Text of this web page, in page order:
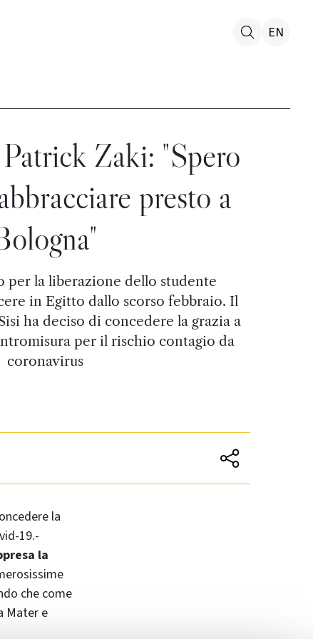
EN
Zaki: "Spero
presto a
per la liberazione dello studente
in Egitto dallo scorso febbraio. Il
ha deciso di concedere la grazia a
per il rischio contagio da
coronavirus
la
19.-
la
che come
Mater e